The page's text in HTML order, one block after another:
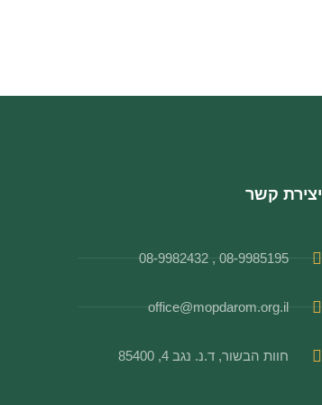
יצירת קשר
08-9985195 , 08-9982432
office@mopdarom.org.il
חוות הבשור, ד.נ. נגב 4, 85400